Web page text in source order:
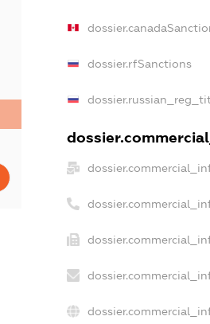
dossier.rfSanctions